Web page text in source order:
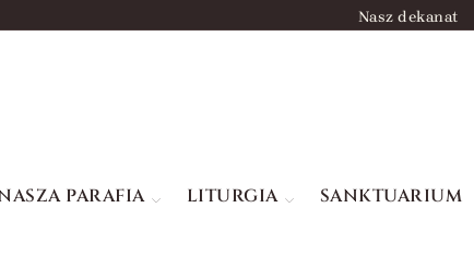
Nasz dekanat
PARAFIA LITURGIA SANKTUARIUM